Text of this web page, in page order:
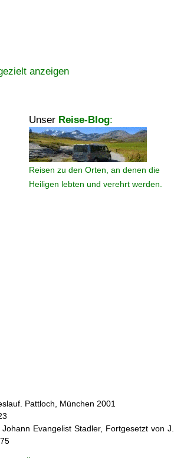
anzeigen
Unser Reise-Blog:
Reisen zu den Orten, an denen die
Heiligen lebten und verehrt werden.
Pattloch, München 2001
Evangelist Stadler, Fortgesetzt von J.